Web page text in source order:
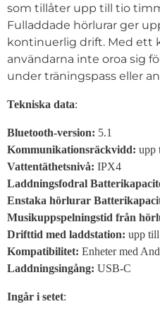
som tillåter upp till tio
Fulladdade hörlurar ger
kontinuerlig drift. Med ett
användarna inte oroa sig
under träningspass eller
Tekniska data:
Bluetooth-version: 5.1
Kommunikationsräckvidd: upp
Vattentäthetsnivå: IPX4
Laddningsfodral
Enstaka hörlurar
Musikuppspelningstid från
Drifttid med laddstation: upp
Kompatibilitet: Enheter med
Laddningsingång: USB-C
Ingår i setet: